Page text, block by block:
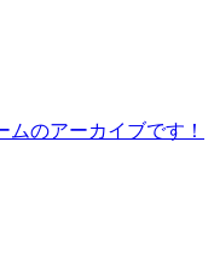
のアーカイブです！